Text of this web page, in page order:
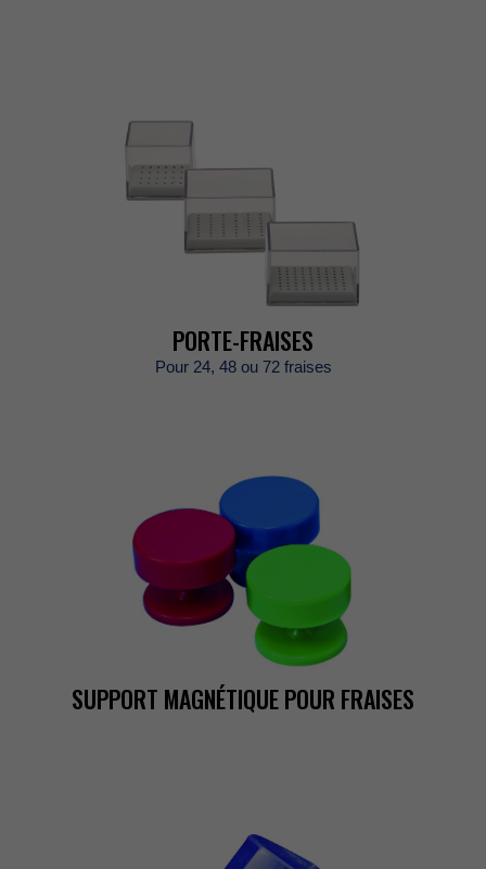
PORTE-FRAISES
Pour24,48ou72fraises
SUPPORTMAGNÉTIQUEPOURFRAISES